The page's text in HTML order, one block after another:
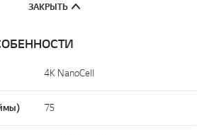
ЗАКРЫТЬ
4K NanoCell
75